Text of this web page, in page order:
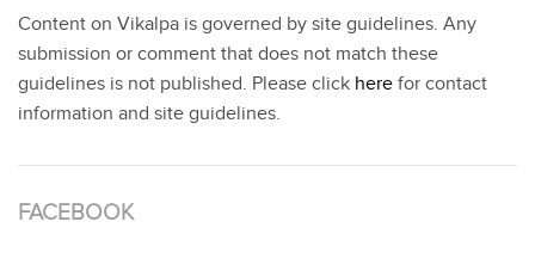
Content on Vikalpa is governed by site guidelines. Any
submission or comment that does not match these
guidelines is not published. Please click here for contact
information and site guidelines.
FACEBOOK